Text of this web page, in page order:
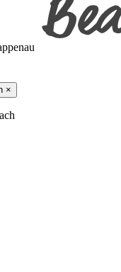
×